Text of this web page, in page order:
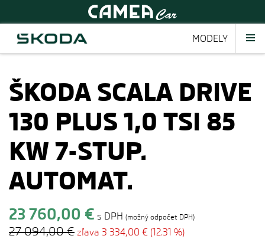
MODELY
ŠKODA SCALA DRIVE
130 PLUS 1,0 TSI 85
KW 7-STUP.
AUTOMAT.
23 760,00 € s DPH (možný odpočet DPH)
27 094,00 € zľava 3 334,00 € (12.31 %)